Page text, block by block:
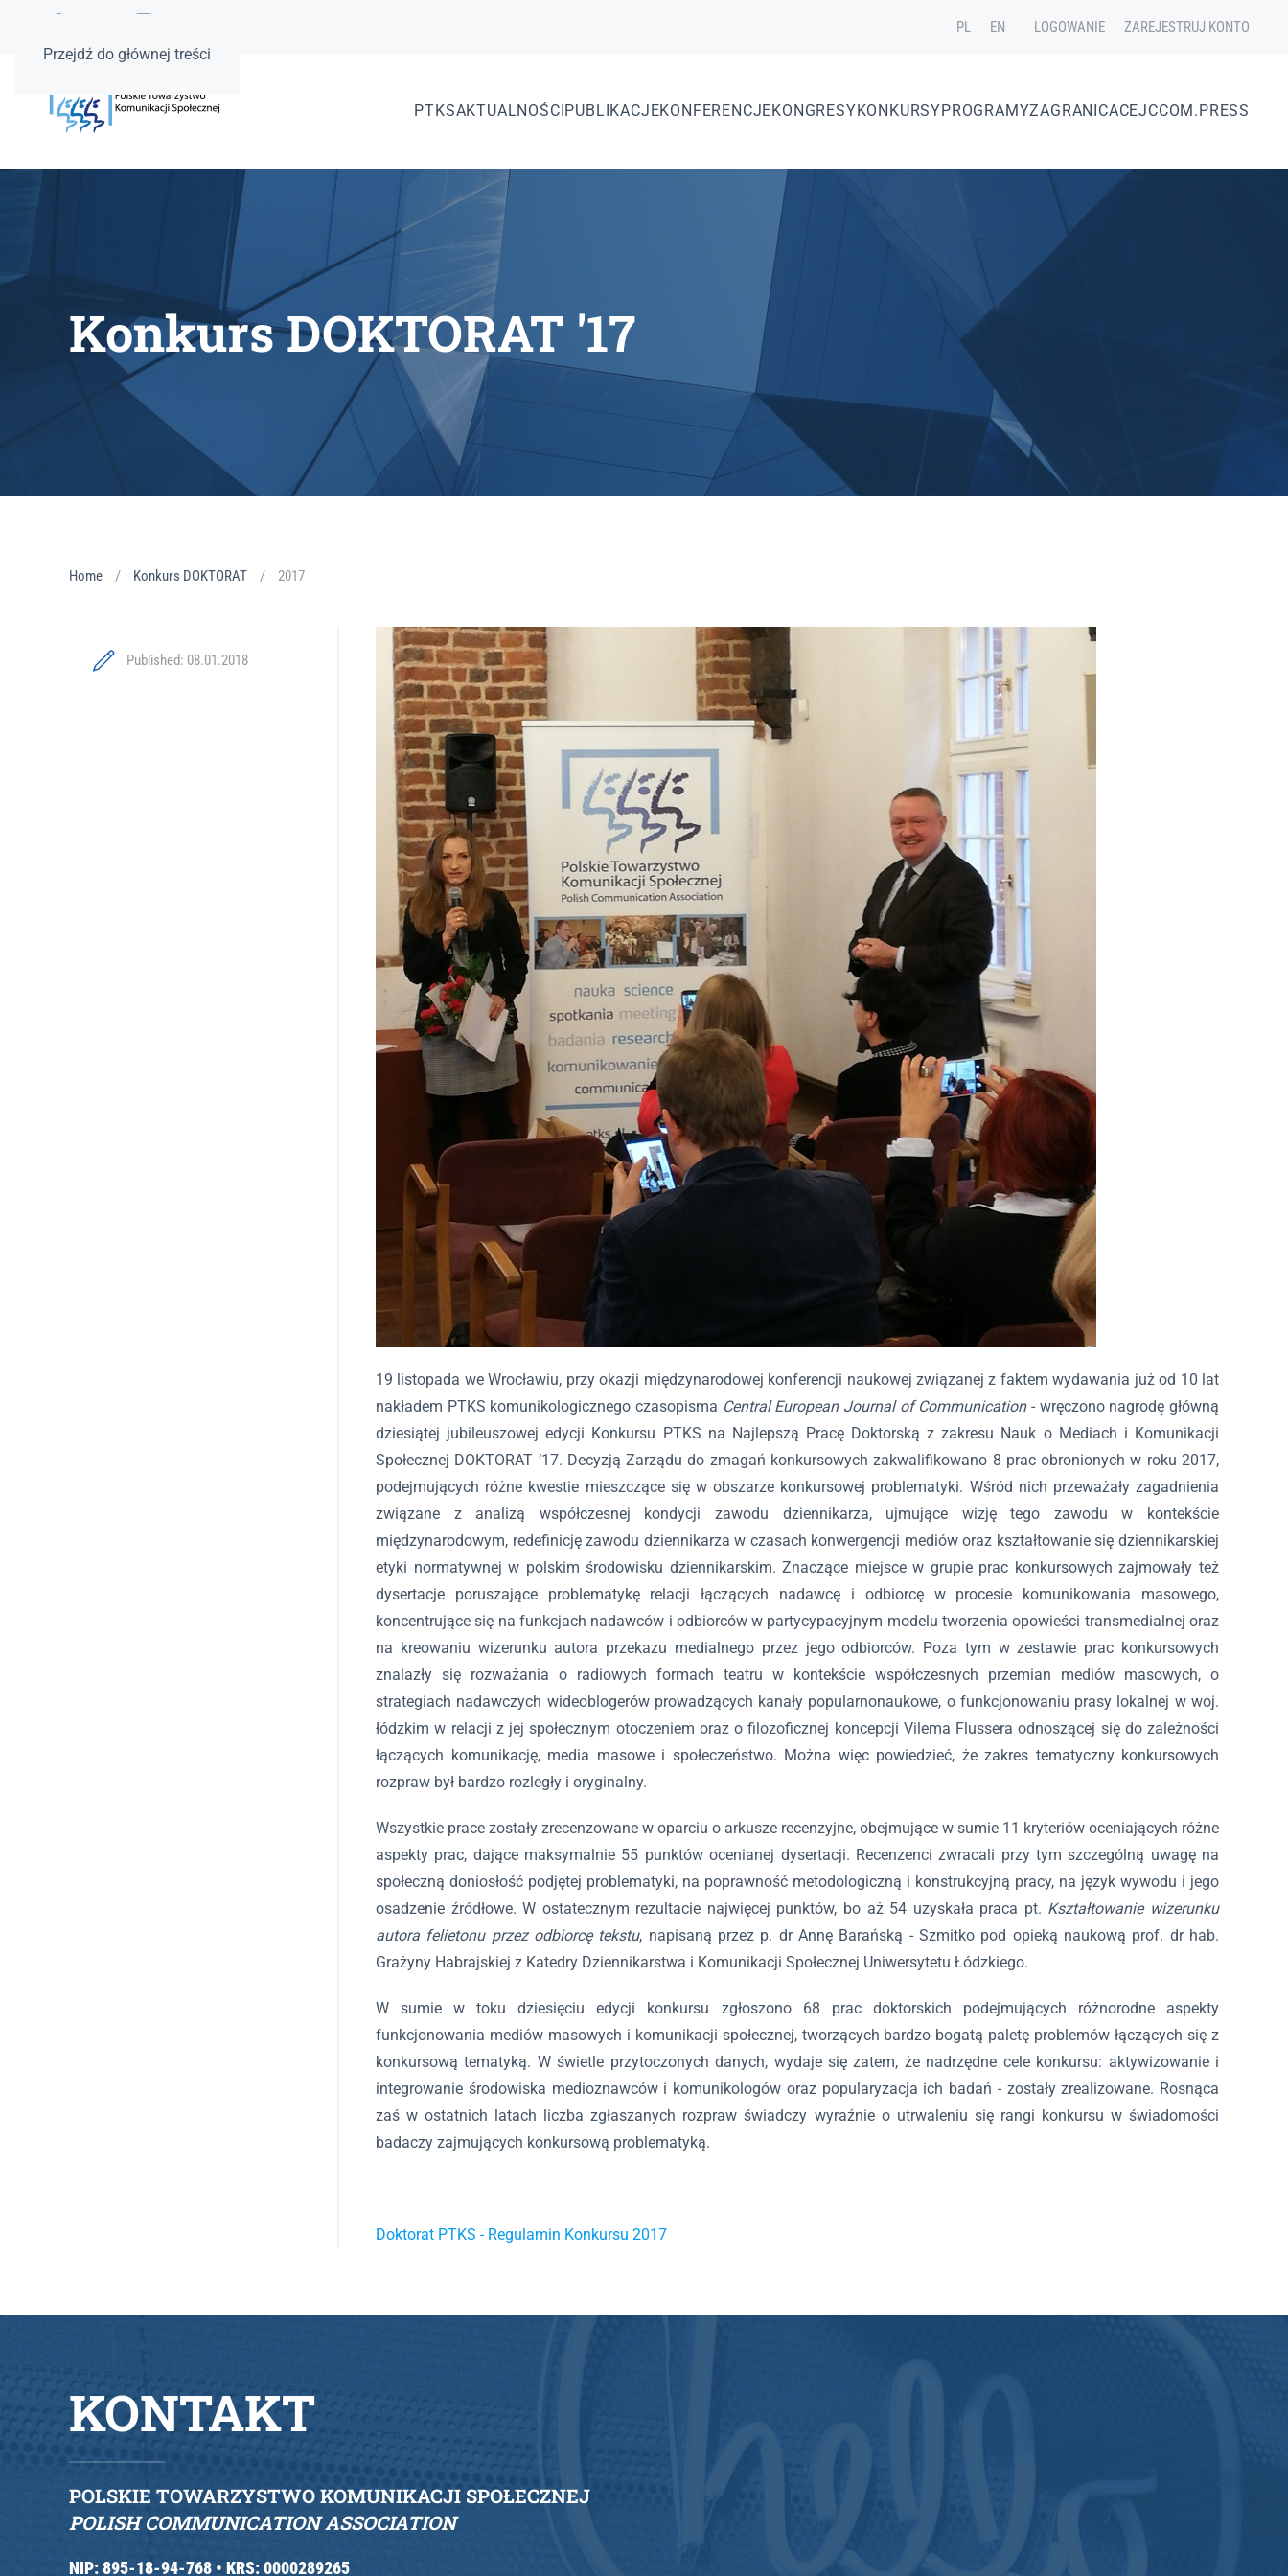
Przejdź do głównej treści
PL EN LOGOWANIE ZAREJESTRUJ KONTO
PTKSAKTUALNOŚCIPUBLIKACJEKONFERENCJEKONGRESYKONKURSYPROGRAMYZAGRANICACEJCCOM.PRESS
Konkurs DOKTORAT '17
Home Konkurs DOKTORAT 2017
Published: 08.01.2018
19 listopada we Wrocławiu, przy okazji międzynarodowej konferencji naukowej związanej z faktem wydawania już od 10 lat
nakładem PTKS komunikologicznego czasopisma Central European Journal of Communication- wręczono nagrodę główną
dziesiątej jubileuszowej edycji Konkursu PTKS na Najlepszą Pracę Doktorską z zakresu Nauk o Mediach i Komunikacji
Społecznej DOKTORAT ’17. Decyzją Zarządu do zmagań konkursowych zakwalifikowano 8 prac obronionych w roku 2017,
podejmujących różne kwestie mieszczące się w obszarze konkursowej problematyki. Wśród nich przeważały zagadnienia
związane z analizą współczesnej kondycji zawodu dziennikarza, ujmujące wizję tego zawodu w kontekście
międzynarodowym, redefinicję zawodu dziennikarza w czasach konwergencji mediów oraz kształtowanie się dziennikarskiej
etyki normatywnej w polskim środowisku dziennikarskim. Znaczące miejsce w grupie prac konkursowych zajmowały też
dysertacje poruszające problematykę relacji łączących nadawcę i odbiorcę w procesie komunikowania masowego,
koncentrujące się na funkcjach nadawców i odbiorców w partycypacyjnym modelu tworzenia opowieści transmedialnej oraz
na kreowaniu wizerunku autora przekazu medialnego przez jego odbiorców. Poza tym w zestawie prac konkursowych
znalazły się rozważania o radiowych formach teatru w kontekście współczesnych przemian mediów masowych, o
strategiach nadawczych wideoblogerów prowadzących kanały popularnonaukowe, o funkcjonowaniu prasy lokalnej w woj.
łódzkim w relacji z jej społecznym otoczeniem oraz o filozoficznej koncepcji Vilema Flussera odnoszącej się do zależności
łączących komunikację, media masowe i społeczeństwo. Można więc powiedzieć, że zakres tematyczny konkursowych
rozpraw był bardzo rozległy i oryginalny.
Wszystkie prace zostały zrecenzowane w oparciu o arkusze recenzyjne, obejmujące w sumie 11 kryteriów oceniających różne
aspekty prac, dające maksymalnie 55 punktów ocenianej dysertacji. Recenzenci zwracali przy tym szczególną uwagę na
społeczną doniosłość podjętej problematyki, na poprawność metodologiczną i konstrukcyjną pracy, na język wywodu i jego
osadzenie źródłowe. W ostatecznym rezultacie najwięcej punktów, bo aż 54 uzyskała praca pt. Kształtowanie wizerunku
autora felietonu przez odbiorcę tekstu, napisaną przez p. dr Annę Barańską - Szmitko pod opieką naukową prof. dr hab.
Grażyny Habrajskiej z Katedry Dziennikarstwa i Komunikacji Społecznej Uniwersytetu Łódzkiego.
W sumie w toku dziesięciu edycji konkursu zgłoszono 68 prac doktorskich podejmujących różnorodne aspekty
funkcjonowania mediów masowych i komunikacji społecznej, tworzących bardzo bogatą paletę problemów łączących się z
konkursową tematyką. W świetle przytoczonych danych, wydaje się zatem, że nadrzędne cele konkursu: aktywizowanie i
integrowanie środowiska medioznawców i komunikologów oraz popularyzacja ich badań - zostały zrealizowane. Rosnąca
zaś w ostatnich latach liczba zgłaszanych rozpraw świadczy wyraźnie o utrwaleniu się rangi konkursu w świadomości
badaczy zajmujących konkursową problematyką.
Doktorat PTKS - Regulamin Konkursu 2017
KONTAKT
POLSKIE TOWARZYSTWO KOMUNIKACJI SPOŁECZNEJ
POLISH COMMUNICATION ASSOCIATION
NIP: 895-18-94-768 • KRS: 0000289265